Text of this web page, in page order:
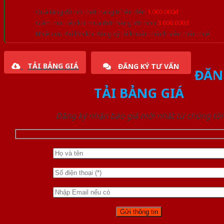
Quà tặng đồ nội thất trang trí lên đến 1.000.000đ
Giảm trực tiếp khi mua đơn hàng lớn hơn 3.000.000đ
Nhiều ưu đãi lớn khi đăng ký tài khoản thành viên thân thiết
TẢI BẢNG GIÁ ĐĂNG KÝ TƯ VẤN
TẢI BẢNG GIÁ
Đăng ký nhận báo giá mới nhất từ chúng tôi